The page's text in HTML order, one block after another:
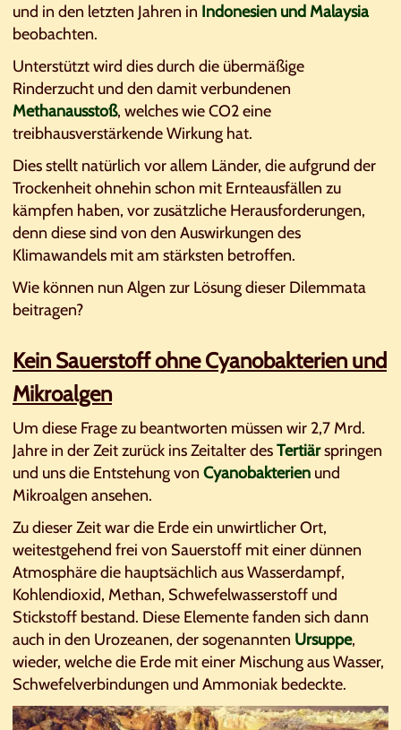
und in den letzten Jahren in Indonesien und Malaysia
beobachten.
Unterstützt wird dies durch die übermäßige
Rinderzucht und den damit verbundenen
Methanausstoß, welches wie CO2 eine
treibhausverstärkende Wirkung hat.
Dies stellt natürlich vor allem Länder, die aufgrund der
Trockenheit ohnehin schon mit Ernteausfällen zu
kämpfen haben, vor zusätzliche Herausforderungen,
denn diese sind von den Auswirkungen des
Klimawandels mit am stärksten betroffen.
Wie können nun Algen zur Lösung dieser Dilemmata
beitragen?
Kein Sauerstoff ohne Cyanobakterien und
Mikroalgen
Um diese Frage zu beantworten müssen wir 2,7 Mrd.
Jahre in der Zeit zurück ins Zeitalter desTertiärspringen
und uns die Entstehung von Cyanobakterien und
Mikroalgen ansehen.
Zu dieser Zeit war die Erde ein unwirtlicher Ort,
weitestgehend frei von Sauerstoff mit einer dünnen
Atmosphäre die hauptsächlich aus Wasserdampf,
Kohlendioxid, Methan, Schwefelwasserstoff und
Stickstoff bestand. Diese Elemente fanden sich dann
auch in den Urozeanen, der sogenannten Ursuppe,
wieder, welche die Erde mit einer Mischung aus Wasser,
Schwefelverbindungen und Ammoniak bedeckte.